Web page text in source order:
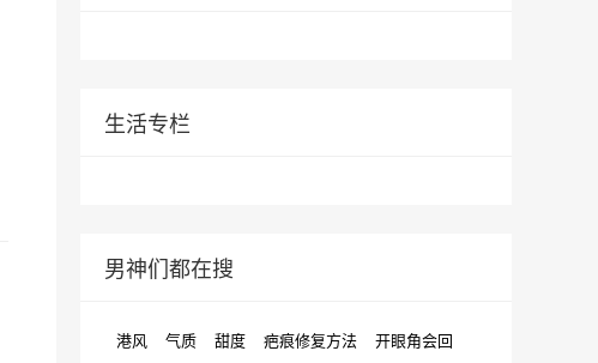
生活专栏
男神们都在搜
港风 气质 甜度 疤痕修复方法
开眼角会回